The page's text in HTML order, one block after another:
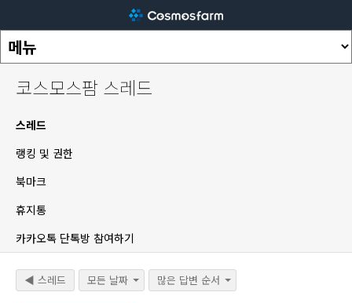
코스모스팜 스레드
스레드
랭킹 및 권한
북마크
휴지통
카카오톡 단톡방 참여하기
◀ 스레드 모든 날짜 많은 답변 순서